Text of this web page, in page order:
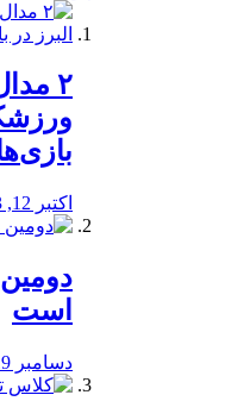
اکتبر 12, 2023
است
دسامبر 19, 2019